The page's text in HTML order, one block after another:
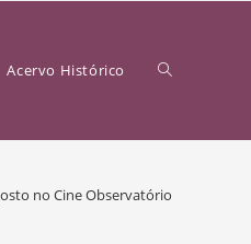
Acervo Histórico Alternar
no Cine Observatório